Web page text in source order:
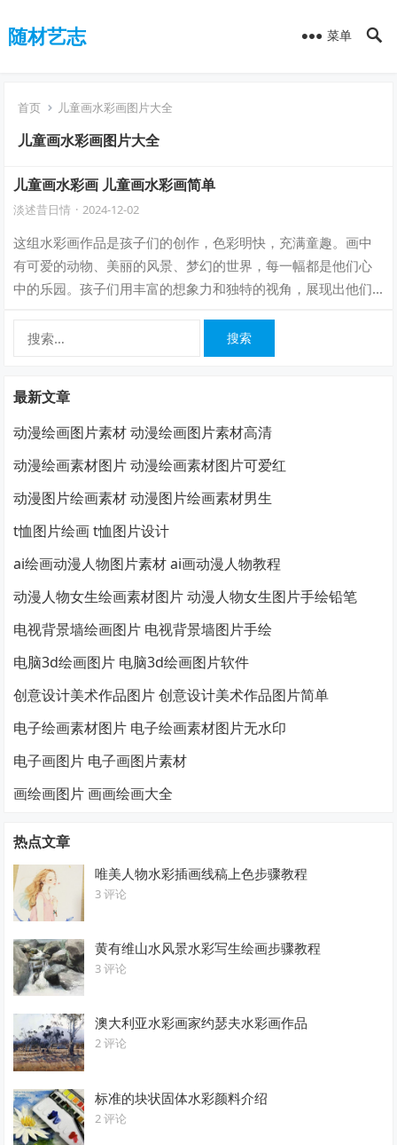
随材艺志 菜单
首页 儿童画水彩画图片大全
儿童画水彩画图片大全
儿童画水彩画 儿童画水彩画简单
淡述昔日情 · 2024-12-02
这组水彩画作品是孩子们的创作，色彩明快，充满童趣。画中
有可爱的动物、美丽的风景、梦幻的世界，每一幅都是他们心
中的乐园。孩子们用丰富的想象力和独特的视角，展现出他们
最新文章
动漫绘画图片素材 动漫绘画图片素材高清
动漫绘画素材图片 动漫绘画素材图片可爱红
动漫图片绘画素材 动漫图片绘画素材男生
t恤图片绘画 t恤图片设计
ai绘画动漫人物图片素材 ai画动漫人物教程
动漫人物女生绘画素材图片 动漫人物女生图片手绘铅笔
电视背景墙绘画图片 电视背景墙图片手绘
电脑3d绘画图片 电脑3d绘画图片软件
创意设计美术作品图片 创意设计美术作品图片简单
电子绘画素材图片 电子绘画素材图片无水印
电子画图片 电子画图片素材
画绘画图片 画画绘画大全
热点文章
唯美人物水彩插画线稿上色步骤教程
3 评论
黄有维山水风景水彩写生绘画步骤教程
3 评论
澳大利亚水彩画家约瑟夫水彩画作品
2 评论
标准的块状固体水彩颜料介绍
2 评论